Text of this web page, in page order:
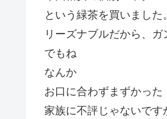
という緑茶を買いました。
リーズナブルだから、ガ
でもね
なんか
お口に合わずまずかった
家族に不評じゃないです